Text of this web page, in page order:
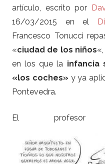
artículo, escrito por
16/03/2015 en el
Francesco Tonucci
«ciudad de los niños
en los que la infancia
«los coches» y ya
Pontevedra.
El profesor